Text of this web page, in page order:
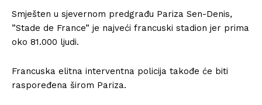
Smješten u sjevernom predgrađu Pariza Sen-Denis,
”Stade de France” je najveći francuski stadion jer prima
oko 81.000 ljudi.
Francuska elitna interventna policija takođe će biti
raspoređena širom Pariza.